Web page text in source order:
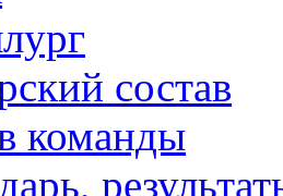
состав
команды